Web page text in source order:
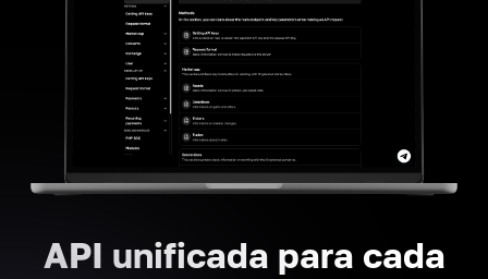
API unificada para cada